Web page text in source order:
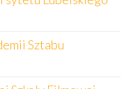
Sztabu